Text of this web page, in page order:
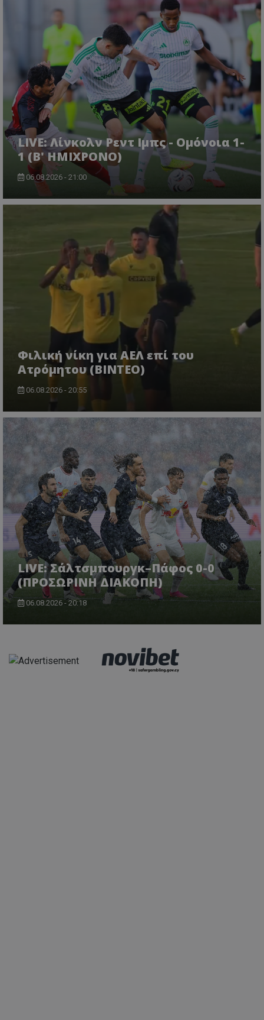
LIVE: Λίνκολν Ρεντ Ιμπς - Ομόνοια 1-
1 (Β' ΗΜΙΧΡΟΝΟ)
06.08.2026 - 21:00
Φιλική νίκη για ΑΕΛ επί του
Ατρόμητου (BINTEO)
06.08.2026 - 20:55
LIVE: Σάλτσμπουργκ–Πάφος 0-0
(ΠΡΟΣΩΡΙΝΗ ΔΙΑΚΟΠΗ)
06.08.2026 - 20:18